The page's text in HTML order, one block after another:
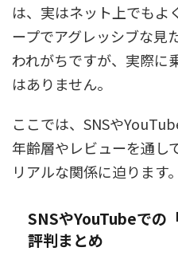
は、実はネット上でもよ
ープでアグレッシブな見
われがちですが、実際に
はありません。
ここでは、SNSや
年齢層やレビューを通し
リアルな関係に迫ります。
SNSやYouTubeでの
評判まとめ